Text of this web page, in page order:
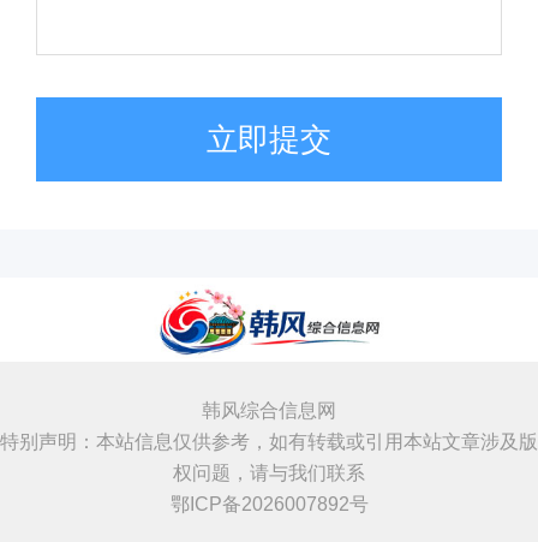
立即提交
韩风综合信息网
特别声明：本站信息仅供参考，如有转载或引用本站文章涉及版
权问题，请与我们联系
鄂ICP备2026007892号